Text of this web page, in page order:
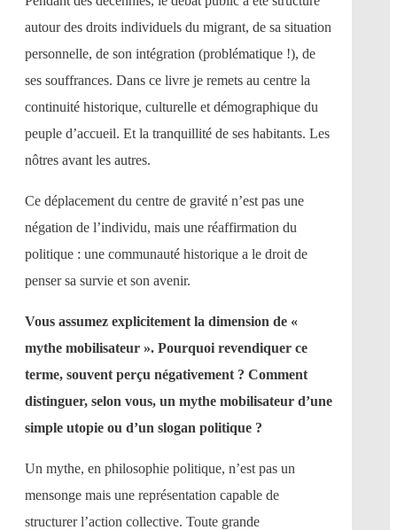
autour des droits individuels du migrant, de sa situation
personnelle, de son intégration (problématique !), de
ses souffrances. Dans ce livre je remets au centre la
continuité historique, culturelle et démographique du
peuple d’accueil. Et la tranquillité de ses habitants. Les
nôtres avant les autres.
Ce déplacement du centre de gravité n’est pas une
négation de l’individu, mais une réaffirmation du
politique : une communauté historique a le droit de
penser sa survie et son avenir.
Vous assumez explicitement la dimension de «
mythe mobilisateur ». Pourquoi revendiquer ce
terme, souvent perçu négativement ? Comment
distinguer, selon vous, un mythe mobilisateur d’une
simple utopie ou d’un slogan politique ?
Un mythe, en philosophie politique, n’est pas un
mensonge mais une représentation capable de
structurer l’action collective. Toute grande